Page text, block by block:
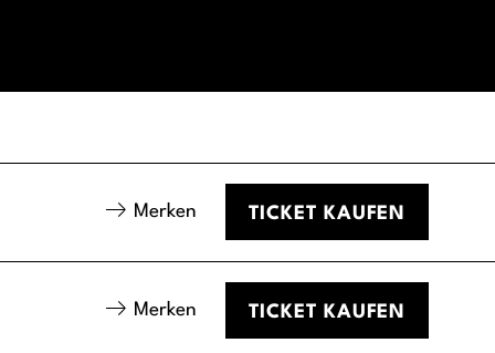
Merken TICKET KAUFEN
Merken TICKET KAUFEN